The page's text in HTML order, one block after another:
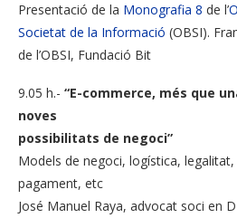
Presentació de la Monografia 8 de l’
Societat de la Informació (OBSI).
de l’OBSI, Fundació Bit
9.05 h.- “E-commerce, més que
noves
possibilitats de negoci”
Models de negoci, logística,
pagament, etc
José Manuel Raya, advocat soci en